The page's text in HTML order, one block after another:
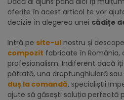
oferite în acest articol te vor
decizie în alegerea unei cădițe
Intră pe site-ul nostru și
compozit fabricate în România,
profesionalism. Indiferent dacă
pătrată, una dreptunghiulară sau
duș la comandă, specialiștii
ajute să găsești soluția perfectă